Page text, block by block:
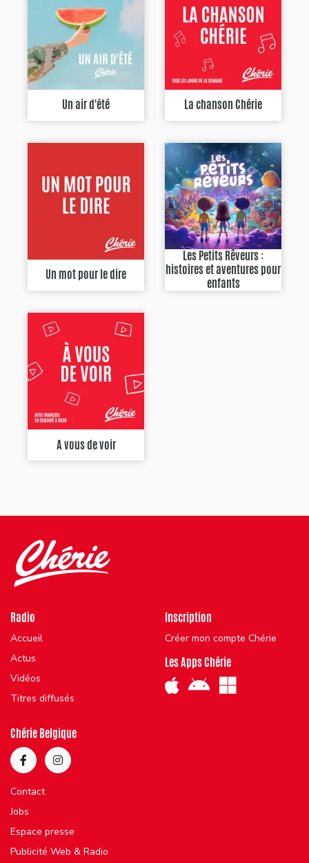
Un air d'été La chanson Chérie
Un mot pour le dire
Les Petits Rêveurs :
histoires et aventures pour
enfants
A vous de voir
Radio
Accueil
Actus
Vidéos
Titres diffusés
Inscription
Créer mon compte Chérie
Les Apps Chérie
Chérie Belgique
Contact
Jobs
Espace presse
Publicité Web & Radio